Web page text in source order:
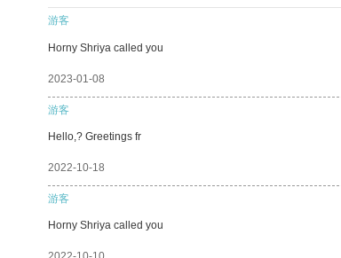
游客
Horny Shriya called you
2023-01-08
游客
Hello,? Greetings fr
2022-10-18
游客
Horny Shriya called you